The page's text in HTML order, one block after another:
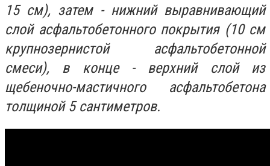
15 см), затем - нижний выравнивающий
слой асфальтобетонного покрытия (10 см
крупнозернистой асфальтобетонной
смеси), в конце - верхний слой из
щебеночно-мастичного асфальтобетона
толщиной 5 сантиметров.